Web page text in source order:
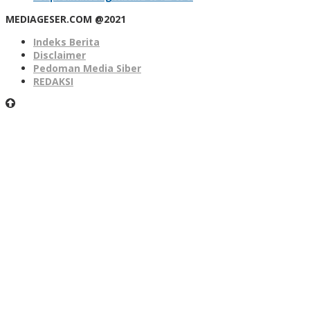
MEDIAGESER.COM @2021
Indeks Berita
Disclaimer
Pedoman Media Siber
REDAKSI